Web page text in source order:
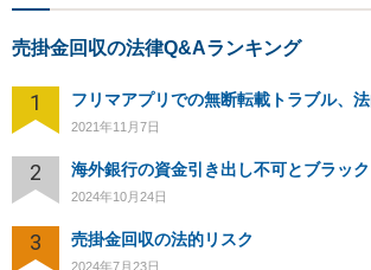
売掛金回収の法律Q&Aランキング
1 フリマアプリでの無断転載トラブル、
2021年11月7日
2 海外銀行の資金引き出し不可とブラッ
2024年10月24日
3 売掛金回収の法的リスク
2024年7月23日